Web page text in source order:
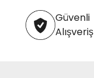
Güvenli
Alışveriş